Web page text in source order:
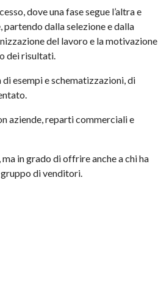
dove una fase segue l’altra e
dalla selezione e dalla
del lavoro e la motivazione
dei risultati.
esempi e schematizzazioni, di
aziende, reparti commerciali e
in grado di offrire anche a chi ha
di venditori.